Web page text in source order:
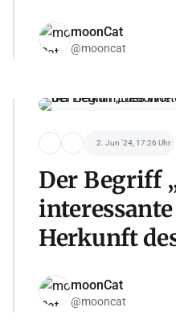
moonCat
@mooncat
2. Jun '24, 17:26 Uhr
Der Begriff
Herkunft
moonCat
@mooncat